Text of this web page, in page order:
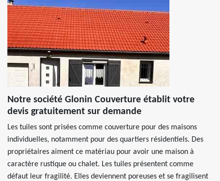
Notre société Glonin Couverture établit votre
devis gratuitement sur demande
Les tuiles sont prisées comme couverture pour des maisons
individuelles, notamment pour des quartiers résidentiels. Des
propriétaires aiment ce matériau pour avoir une maison à
caractère rustique ou chalet. Les tuiles présentent comme
défaut leur fragilité. Elles deviennent poreuses et se fragilisent